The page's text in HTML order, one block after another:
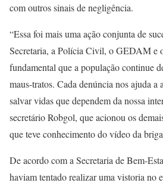
com outros sinais de negligência.
“Essa foi mais uma ação conjunta de
Secretaria, a Polícia Civil, o GEDAM e
fundamental que a população continue
maus-tratos. Cada denúncia nos ajuda a
salvar vidas que dependem da nossa
secretário Robgol, que acionou os
que teve conhecimento do vídeo da
De acordo com a Secretaria de Bem-
haviam tentado realizar uma vistoria no